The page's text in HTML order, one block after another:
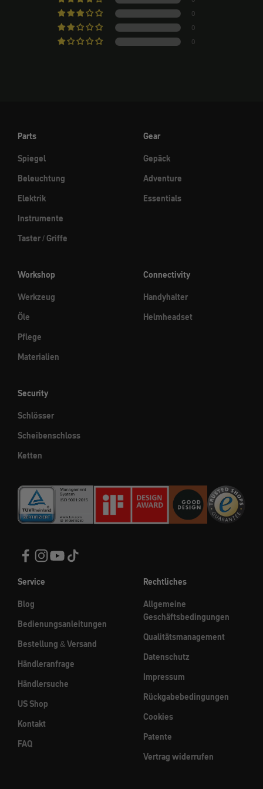
0
0
0
Parts
Spiegel
Beleuchtung
Elektrik
Instrumente
Taster / Griffe
Gear
Gepäck
Adventure
Essentials
Workshop
Werkzeug
Öle
Pflege
Materialien
Connectivity
Handyhalter
Helmheadset
Security
Schlösser
Scheibenschloss
Ketten
Service
Blog
Bedienungsanleitungen
Bestellung & Versand
Händleranfrage
Händlersuche
US Shop
Kontakt
FAQ
Rechtliches
Allgemeine
Geschäftsbedingungen
Qualitätsmanagement
Datenschutz
Impressum
Rückgabebedingungen
Cookies
Patente
Vertrag widerrufen